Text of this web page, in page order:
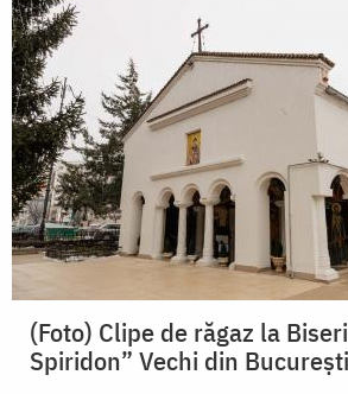
(Foto) Clipe de răgaz la
Spiridon” Vechi din București